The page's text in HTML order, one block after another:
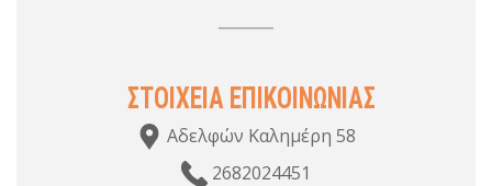
ΣΤΟΙΧΕΙΑ ΕΠΙΚΟΙΝΩΝΙΑΣ
Αδελφών Καλημέρη 58
2682024451